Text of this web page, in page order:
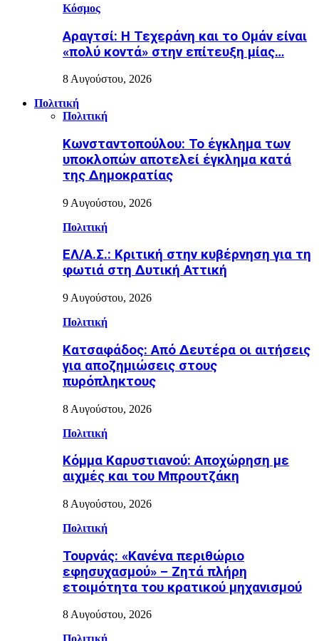
Κόσμος
Αραγτσί: Η Τεχεράνη και το Ομάν είναι
«πολύ κοντά» στην επίτευξη μίας…
8 Αυγούστου, 2026
Πολιτική
Πολιτική
Κωνσταντοπούλου: Το έγκλημα των
υποκλοπών αποτελεί έγκλημα κατά
της Δημοκρατίας
9 Αυγούστου, 2026
Πολιτική
ΕΛ/Α.Σ.: Κριτική στην κυβέρνηση για τη
φωτιά στη Δυτική Αττική
9 Αυγούστου, 2026
Πολιτική
Κατσαφάδος: Από Δευτέρα οι αιτήσεις
για αποζημιώσεις στους
πυρόπληκτους
8 Αυγούστου, 2026
Πολιτική
Κόμμα Καρυστιανού: Αποχώρηση με
αιχμές και του Μπρουτζάκη
8 Αυγούστου, 2026
Πολιτική
Τουρνάς: «Κανένα περιθώριο
εφησυχασμού» – Ζητά πλήρη
ετοιμότητα του κρατικού μηχανισμού
8 Αυγούστου, 2026